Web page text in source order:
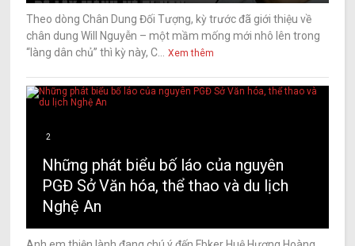
Theo dòng Chân Dung Đối Tượng, kỳ trước đã giới thiệu về
chân dung Will Nguyễn – một mầm mống mới nhô lên trong
“làng dân chủ” thì kỳ này, C...
Xem thêm
2
Những phát biểu bố láo của nguyên
PGĐ Sở Văn hóa, thể thao và du lịch
Nghệ An